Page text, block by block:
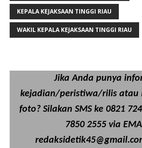
KEPALA KEJAKSAAN TINGGI RIAU
WAKIL KEPALA KEJAKSAAN TINGGI RIAU
Jika Anda punya
kejadian/peristiwa/rilis atau
foto? Silakan SMS ke 0821
7850 2555 via